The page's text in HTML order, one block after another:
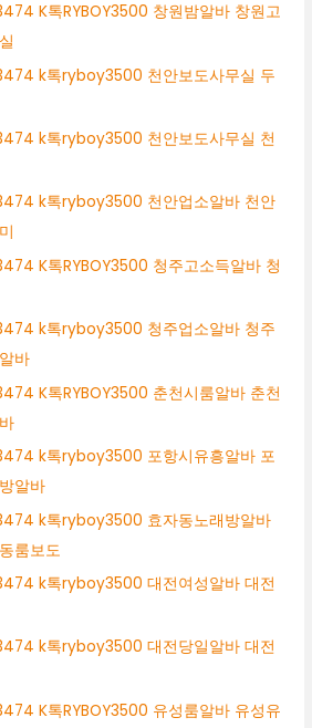
K톡RYBOY3500 창원밤알바 창원고
k톡ryboy3500 천안보도사무실 두
k톡ryboy3500 천안보도사무실 천
k톡ryboy3500 천안업소알바 천안
K톡RYBOY3500 청주고소득알바 청
k톡ryboy3500 청주업소알바 청주
바
K톡RYBOY3500 춘천시룸알바 춘천
k톡ryboy3500 포항시유흥알바 포
알바
k톡ryboy3500 효자동노래방알바
룸보도
k톡ryboy3500 대전여성알바 대전
k톡ryboy3500 대전당일알바 대전
K톡RYBOY3500 유성룸알바 유성유